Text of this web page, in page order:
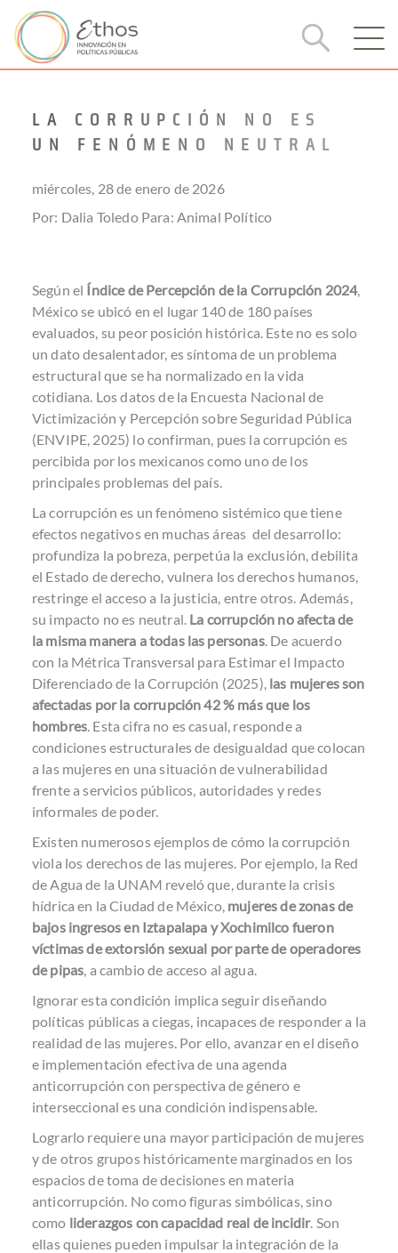
LA CORRUPCIÓN NO ES
UN FENÓMENO NEUTRAL
miércoles, 28 de enero de 2026
Por: Dalia Toledo Para: Animal Político
Según el Índice de Percepción de la Corrupción 2024,
México se ubicó en el lugar 140 de 180 países
evaluados, su peor posición histórica. Este no es solo
un dato desalentador, es síntoma de un problema
estructural que se ha normalizado en la vida
cotidiana. Los datos de la Encuesta Nacional de
Victimización y Percepción sobre Seguridad Pública
(ENVIPE, 2025) lo confirman, pues la corrupción es
percibida por los mexicanos como uno de los
principales problemas del país.
La corrupción es un fenómeno sistémico que tiene
efectos negativos en muchas áreas del desarrollo:
profundiza la pobreza, perpetúa la exclusión, debilita
el Estado de derecho, vulnera los derechos humanos,
restringe el acceso a la justicia, entre otros. Además,
su impacto no es neutral. La corrupción no afecta de
la misma manera a todas las personas. De acuerdo
con la Métrica Transversal para Estimar el Impacto
Diferenciado de la Corrupción (2025), las mujeres son
afectadas por la corrupción 42 % más que los
hombres. Esta cifra no es casual, responde a
condiciones estructurales de desigualdad que colocan
a las mujeres en una situación de vulnerabilidad
frente a servicios públicos, autoridades y redes
informales de poder.
Existen numerosos ejemplos de cómo la corrupción
viola los derechos de las mujeres. Por ejemplo, la Red
de Agua de la UNAM reveló que, durante la crisis
hídrica en la Ciudad de México, mujeres de zonas de
bajos ingresos en Iztapalapa y Xochimilco fueron
víctimas de extorsión sexual por parte de operadores
de pipas, a cambio de acceso al agua.
Ignorar esta condición implica seguir diseñando
políticas públicas a ciegas, incapaces de responder a la
realidad de las mujeres. Por ello, avanzar en el diseño
e implementación efectiva de una agenda
anticorrupción con perspectiva de género e
interseccional es una condición indispensable.
Lograrlo requiere una mayor participación de mujeres
y de otros grupos históricamente marginados en los
espacios de toma de decisiones en materia
anticorrupción. No como figuras simbólicas, sino
como liderazgos con capacidad real de incidir. Son
ellas quienes pueden impulsar la integración de la